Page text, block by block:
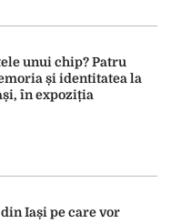
unui chip? Patru
și identitatea la
în expoziția
Iași pe care vor